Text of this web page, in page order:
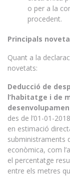
o per a la
procedent.
Principals
Quant a la
novetats:
Deducció de
l’habitatge i de
des de l’01-01-
en estimació
subministraments
econòmica, com
el percentatge
entre els metres